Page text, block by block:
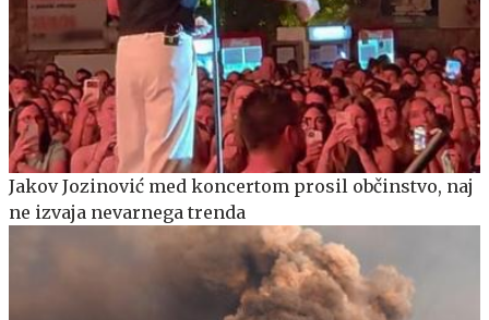
Jakov Jozinović med koncertom prosil občinstvo, naj
ne izvaja nevarnega trenda